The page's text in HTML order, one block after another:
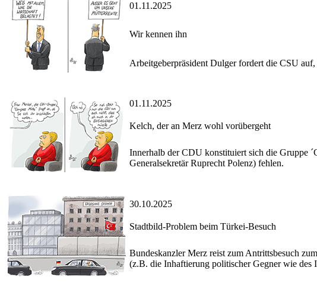
01.11.2025
Wir kennen ihn
Arbeitgeberpräsident Dulger fordert die CSU
01.11.2025
Kelch, der an Merz wohl vorübergeht
Innerhalb der CDU konstituiert sich die Gruppe
Generalsekretär Ruprecht Polenz) fehlen.
30.10.2025
Stadtbild-Problem beim Türkei-Besuch
Bundeskanzler Merz reist zum Antrittsbesuch
(z.B. die Inhaftierung politischer Gegner wie des